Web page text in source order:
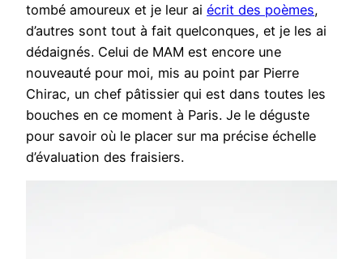
tombé amoureux et je leur ai écrit des poèmes,
d’autres sont tout à fait quelconques, et je les ai
dédaignés. Celui de MAM est encore une
nouveauté pour moi, mis au point par Pierre
Chirac, un chef pâtissier qui est dans toutes les
bouches en ce moment à Paris. Je le déguste
pour savoir où le placer sur ma précise échelle
d’évaluation des fraisiers.